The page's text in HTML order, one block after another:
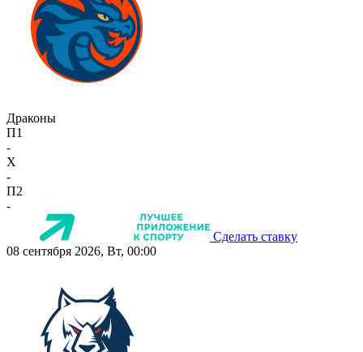
Драконы
П1
-
X
-
П2
-
Сделать ставку
08 сентября 2026, Вт, 00:00